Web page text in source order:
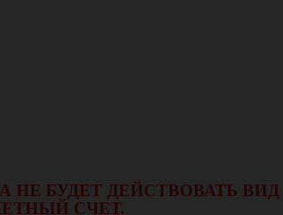
НЕ БУДЕТ ДЕЙСТВОВАТЬ
СЧЕТ.